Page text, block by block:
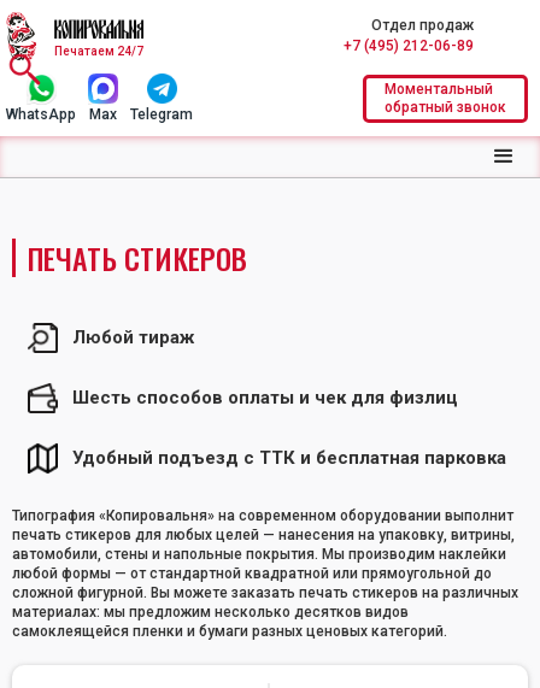
Печатаем 24/7
Отдел продаж
+7 (495) 212-06-89
WhatsApp Max Telegram
Моментальный
обратный звонок
ПЕЧАТЬ СТИКЕРОВ
Любой тираж
Шесть способов оплаты и чек для физлиц
Удобный подъезд с ТТК и бесплатная парковка
Типография «Копировальня» на современном оборудовании выполнит
печать стикеров для любых целей — нанесения на упаковку, витрины,
автомобили, стены и напольные покрытия. Мы производим наклейки
любой формы — от стандартной квадратной или прямоугольной до
сложной фигурной. Вы можете заказать печать стикеров на различных
материалах: мы предложим несколько десятков видов
самоклеящейся пленки и бумаги разных ценовых категорий.